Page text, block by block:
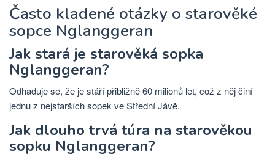
Často kladené otázky o starověké
sopce Nglanggeran
Jak stará je starověká sopka
Nglanggeran?
Odhaduje se, že je stáří přibližně 60 milionů let, což z něj činí
jednu z nejstarších sopek ve Střední Jávě.
Jak dlouho trvá túra na starověkou
sopku Nglanggeran?